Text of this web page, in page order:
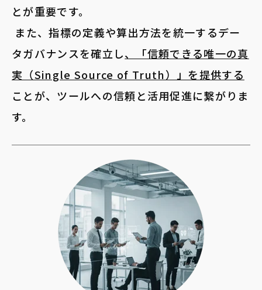
とが重要です。
また、指標の定義や算出方法を統一するデー
タガバナンスを確立し、「信頼できる唯一の真
実（Single Source of Truth）」を提供する
ことが、ツールへの信頼と活用促進に繋がりま
す。